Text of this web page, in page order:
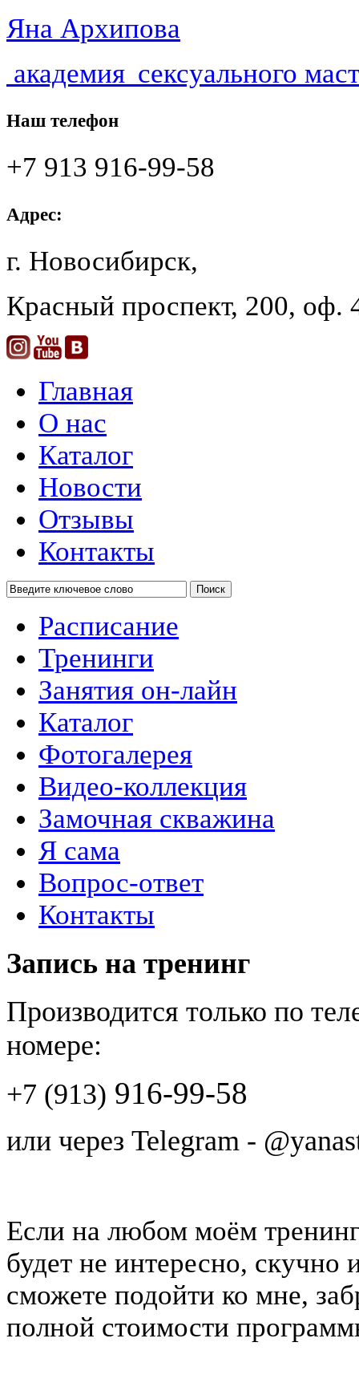
Яна Архипова
академия сексуального
Наш телефон
+7 913 916-99-58
Адрес:
г. Новосибирск,
Красный проспект, 200, оф.
Главная
О нас
Каталог
Новости
Отзывы
Контакты
Поиск
Расписание
Тренинги
Занятия он-лайн
Каталог
Фотогалерея
Видео-коллекция
Замочная скважина
Я сама
Вопрос-ответ
Контакты
Запись на тренинг
Производится только по
номере:
+7 (913) 916-99-58
или через Telegram -
Если на любом моём
будет не интересно,
сможете подойти ко мне,
полной стоимости